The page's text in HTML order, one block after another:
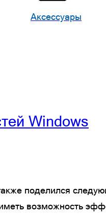
Аксессуары
Windows
поделился
возможность